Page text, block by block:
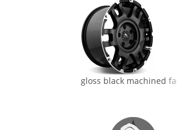
gloss black machined